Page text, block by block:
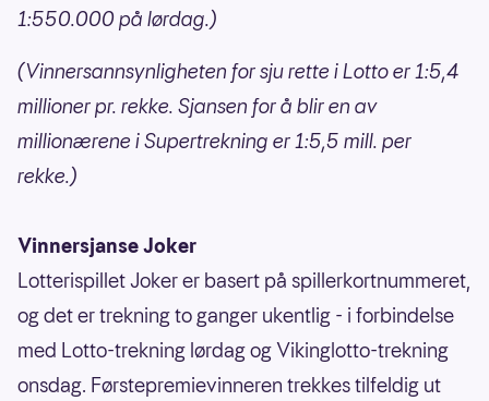
1:550.000 på lørdag.)
(Vinnersannsynligheten for sju rette i Lotto er 1:5,4
millioner pr. rekke. Sjansen for å blir en av
millionærene i Supertrekning er 1:5,5 mill. per
rekke.)
Vinnersjanse Joker
Lotterispillet Joker er basert på spillerkortnummeret,
og det er trekning to ganger ukentlig - i forbindelse
med Lotto-trekning lørdag og Vikinglotto-trekning
onsdag. Førstepremievinneren trekkes tilfeldig ut